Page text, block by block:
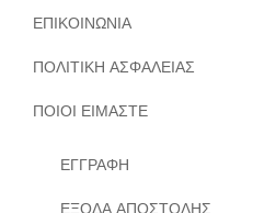
ΕΠΙΚΟΙΝΩΝΙΑ
ΠΟΛΙΤΙΚΗ ΑΣΦΑΛΕΙΑΣ
ΠΟΙΟΙ ΕΙΜΑΣΤΕ
ΕΓΓΡΑΦΗ
ΕΞΟΔΑ ΑΠΟΣΤΟΛΗΣ